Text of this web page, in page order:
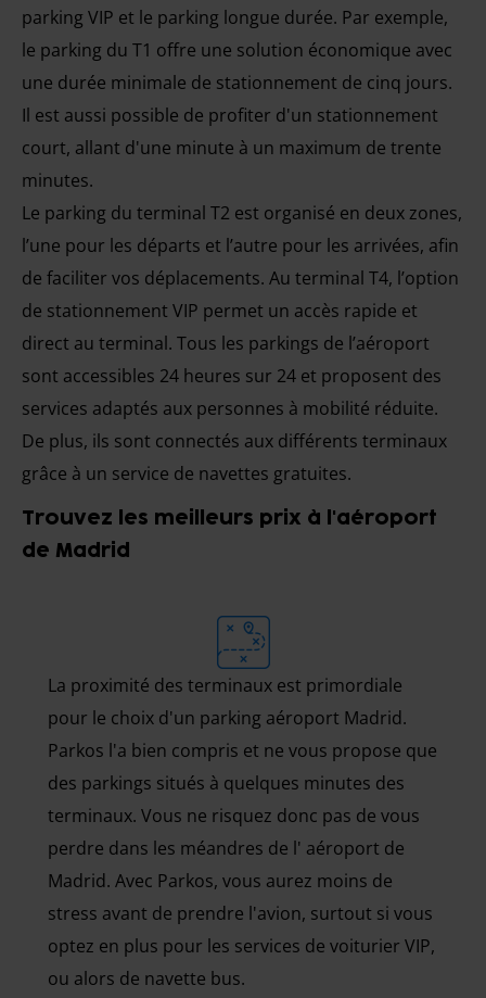
parking VIP et le parking longue durée. Par exemple,
le parking du T1 offre une solution économique avec
une durée minimale de stationnement de cinq jours.
Il est aussi possible de profiter d'un stationnement
court, allant d'une minute à un maximum de trente
minutes.
Le parking du terminal T2 est organisé en deux zones,
l’une pour les départs et l’autre pour les arrivées, afin
de faciliter vos déplacements. Au terminal T4, l’option
de stationnement VIP permet un accès rapide et
direct au terminal. Tous les parkings de l’aéroport
sont accessibles 24 heures sur 24 et proposent des
services adaptés aux personnes à mobilité réduite.
De plus, ils sont connectés aux différents terminaux
grâce à un service de navettes gratuites.
Trouvez les meilleurs prix à l'aéroport
de Madrid
La proximité des terminaux est primordiale
pour le choix d'un parking aéroport Madrid.
Parkos l'a bien compris et ne vous propose que
des parkings situés à quelques minutes des
terminaux. Vous ne risquez donc pas de vous
perdre dans les méandres de l' aéroport de
Madrid. Avec Parkos, vous aurez moins de
stress avant de prendre l'avion, surtout si vous
optez en plus pour les services de voiturier VIP,
ou alors de navette bus.